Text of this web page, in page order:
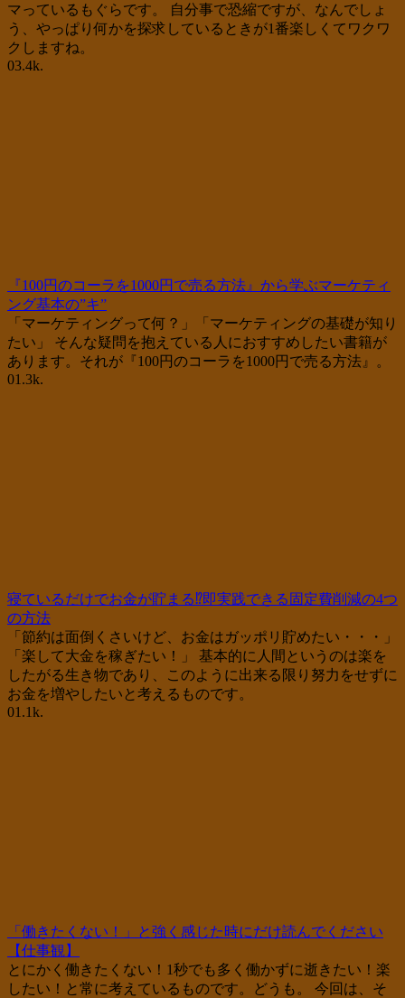
マっているもぐらです。 自分事で恐縮ですが、なんでしょ
う、やっぱり何かを探求しているときが1番楽しくてワクワ
クしますね。
03.4k.
『100円のコーラを1000円で売る方法』から学ぶマーケティ
ング基本の”キ”
「マーケティングって何？」「マーケティングの基礎が知り
たい」 そんな疑問を抱えている人におすすめしたい書籍が
あります。それが『100円のコーラを1000円で売る方法』。
01.3k.
寝ているだけでお金が貯まる⁉即実践できる固定費削減の4つ
の方法
「節約は面倒くさいけど、お金はガッポリ貯めたい・・・」
「楽して大金を稼ぎたい！」 基本的に人間というのは楽を
したがる生き物であり、このように出来る限り努力をせずに
お金を増やしたいと考えるものです。
01.1k.
「働きたくない！」と強く感じた時にだけ読んでください
【仕事観】
とにかく働きたくない！1秒でも多く働かずに逝きたい！楽
したい！と常に考えているものです。どうも。 今回は、そ